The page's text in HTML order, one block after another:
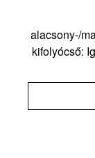
alacsony-/
kifolyócső: